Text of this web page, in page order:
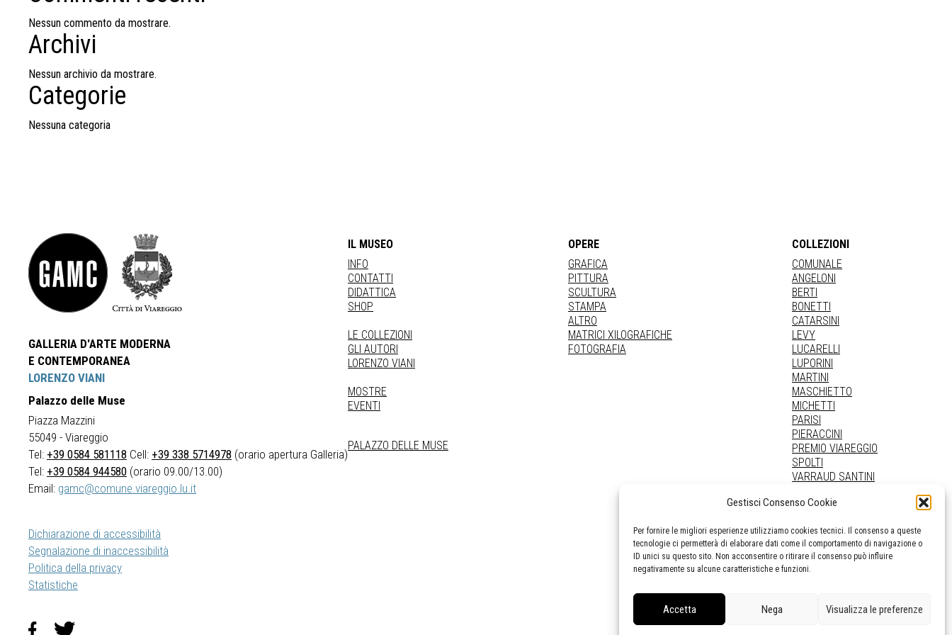
Gestisci Consenso Cookie
Per fornire le migliori esperienze utilizziamo cookies tecnici. Il consenso a queste
tecnologie ci permetterà di elaborare dati come il comportamento di navigazione o
ID unici su questo sito. Non acconsentire o ritirare il consenso può influire
negativamente su alcune caratteristiche e funzioni.
Accetta Nega Visualizza le preferenze
Nessun commento da mostrare.
Archivi
Nessun archivio da mostrare.
Categorie
Nessuna categoria
GALLERIA D'ARTE MODERNA
E CONTEMPORANEA
LORENZO VIANI
Palazzo delle Muse
Piazza Mazzini
55049 - Viareggio
Tel: +39 0584 581118 Cell: +39 338 5714978 (orario apertura Galleria)
Tel: +39 0584 944580 (orario 09.00/13.00)
Email: gamc@comune.viareggio.lu.it
Dichiarazione di accessibilità
Segnalazione di inaccessibilità
Politica della privacy
Statistiche
IL MUSEO
INFO
CONTATTI
DIDATTICA
SHOP
LE COLLEZIONI
GLI AUTORI
LORENZO VIANI
MOSTRE
EVENTI
PALAZZO DELLE MUSE
OPERE
GRAFICA
PITTURA
SCULTURA
STAMPA
ALTRO
MATRICI XILOGRAFICHE
FOTOGRAFIA
COLLEZIONI
COMUNALE
ANGELONI
BERTI
BONETTI
CATARSINI
LEVY
LUCARELLI
LUPORINI
MARTINI
MASCHIETTO
MICHETTI
PARISI
PIERACCINI
PREMIO VIAREGGIO
SPOLTI
VARRAUD SANTINI